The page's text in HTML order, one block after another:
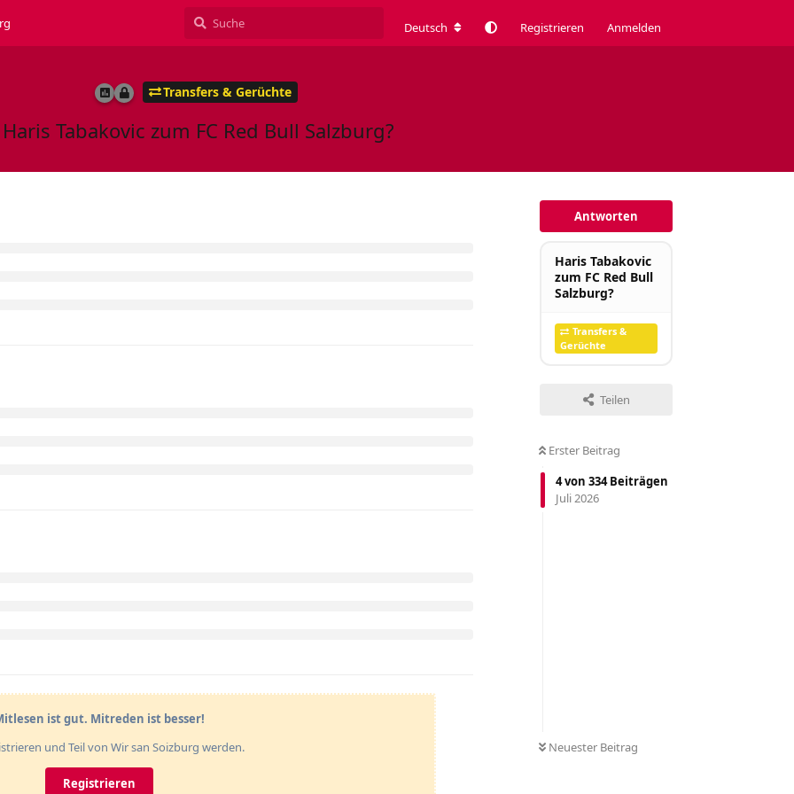
Deutsch Registrieren Anmelden
Transfers & Gerüchte
Haris Tabakovic zum FC Red Bull Salzburg?
Antworten
Haris Tabakovic
zum FC Red Bull
Salzburg?
Transfers &
Gerüchte
Teilen
Erster Beitrag
4von 334Beiträgen
Juli 2026
Neuester Beitrag
ist gut. Mitreden ist besser!
und Teil von Wir san Soizburg werden.
Registrieren